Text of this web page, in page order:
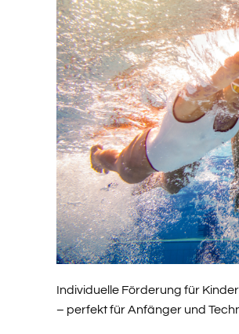
Individuelle Förderung für
– perfekt für Anfänger und